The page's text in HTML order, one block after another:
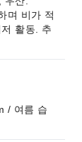
며 비가 적
활동. 추
/ 여름 습